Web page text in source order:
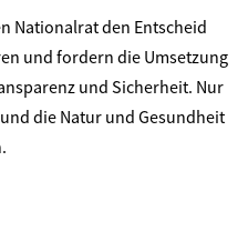
Nationalrat den Entscheid
und fordern die Umsetzung
und Sicherheit. Nur
die Natur und Gesundheit